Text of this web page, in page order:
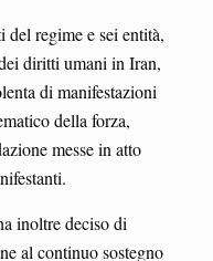
del regime e sei entità,
diritti umani in Iran,
di manifestazioni
della forza,
messe in atto
inoltre deciso di
al continuo sostegno